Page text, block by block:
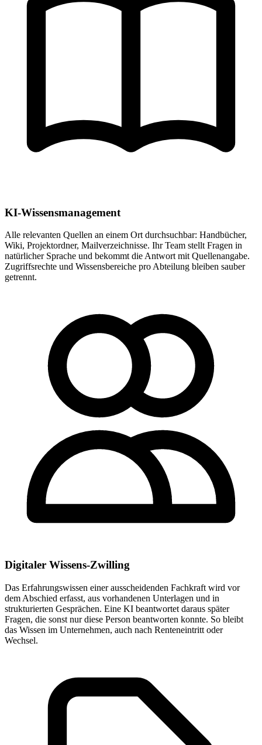
KI-Wissensmanagement
Alle relevanten Quellen an einem Ort durchsuchbar: Handbücher,
Wiki, Projektordner, Mailverzeichnisse. Ihr Team stellt Fragen in
natürlicher Sprache und bekommt die Antwort mit Quellenangabe.
Zugriffsrechte und Wissensbereiche pro Abteilung bleiben sauber
getrennt.
Digitaler Wissens-Zwilling
Das Erfahrungswissen einer ausscheidenden Fachkraft wird vor
dem Abschied erfasst, aus vorhandenen Unterlagen und in
strukturierten Gesprächen. Eine KI beantwortet daraus später
Fragen, die sonst nur diese Person beantworten konnte. So bleibt
das Wissen im Unternehmen, auch nach Renteneintritt oder
Wechsel.